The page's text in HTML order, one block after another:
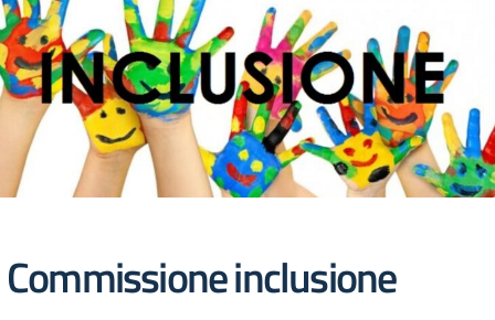
Commissione inclusione